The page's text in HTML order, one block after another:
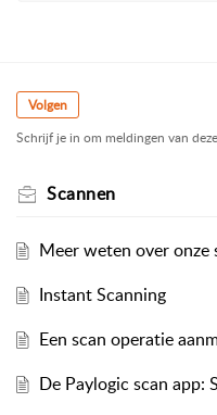
Volgen
Schrijf je in om meldingen van
Scannen
Meer weten over onze
Instant Scanning
Een scan operatie
De Paylogic scan